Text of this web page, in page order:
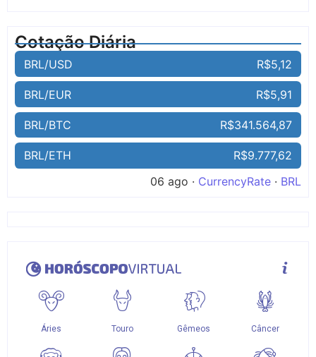
Cotação Diária
BRL/USD R$5,12
BRL/EUR R$5,91
BRL/BTC R$341.564,87
BRL/ETH
R$9.777,62
06 ago · CurrencyRate · BRL